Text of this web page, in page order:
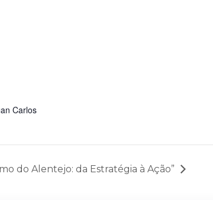
Carlos
do Alentejo: da Estratégia à Ação”